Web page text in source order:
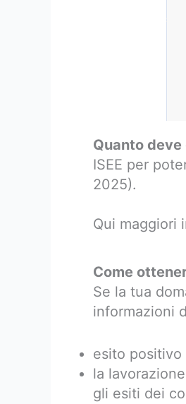
Quanto deve
ISEE per
2025).
Qui maggiori
Come
Se la tua
informazioni
esito
la
gli esiti dei